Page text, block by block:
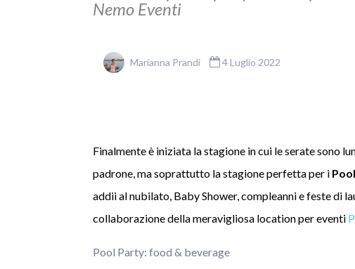
Nemo Eventi
Marianna Prandi 4 Luglio 2022
Finalmente è iniziata la stagione in cui le serate sono
padrone, ma soprattutto la stagione perfetta per i
addii al nubilato, Baby Shower, compleanni e feste di
collaborazione della meravigliosa location per eventi
Pool Party: food & beverage